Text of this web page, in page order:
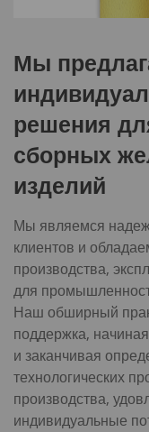
Мы
решения
сборных
изделий
Мы являемся
клиентов и
производства,
для
Наш обширный
поддержка,
и заканчивая
технологических
производства,
индивидуальные